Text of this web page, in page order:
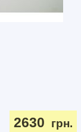
2630 грн.